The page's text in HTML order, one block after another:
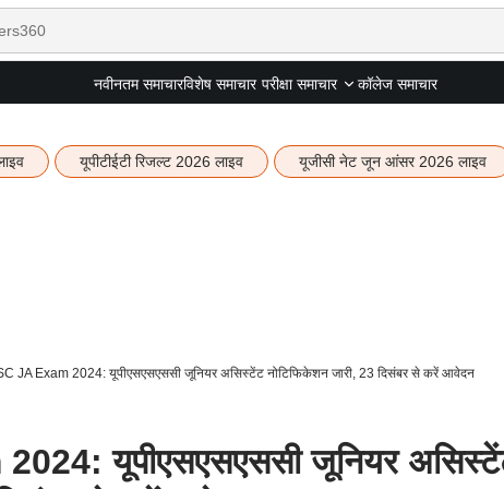
नवीनतम समाचारविशेष समाचार परीक्षा समाचार कॉलेज समाचार
यूपीटीईटी रिजल्ट 2026 लाइव यूजीसी नेट जून आंसर 2026 लाइव
JA Exam 2024: यूपीएसएसएससी जूनियर असिस्टेंट नोटिफिकेशन जारी, 23 दिसंबर से करें आवेदन
यूपीएसएसएससी जूनियर